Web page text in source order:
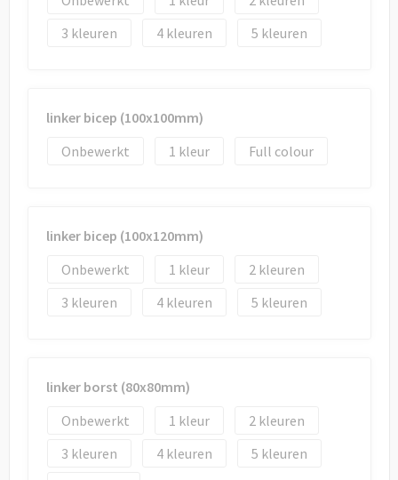
3
4 5
linker bicep (100x100mm)
Onbewerkt
1 Full colour
linker bicep (100x120mm)
Onbewerkt
1
2
3
4 5
linker borst (80x80mm)
Onbewerkt
1
2
3
4
5